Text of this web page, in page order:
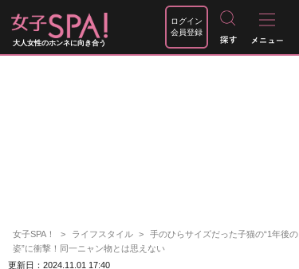
大人女性のホンネに向き合う
ログイン
会員登録
女子SPA！ ライフスタイル
手のひらサイズだった子猫の“1年後の
姿”に衝撃！同一ニャン物とは思えない
更新日：2024.11.01 17:40